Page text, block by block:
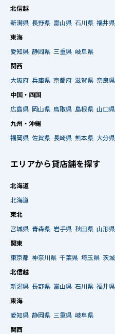
北信越
新潟県 長野県 富山県 石川県 福井県
東海
愛知県 静岡県 三重県 岐阜県
関西
大阪府 兵庫県 京都府 滋賀県 奈良県
中国・四国
広島県 岡山県 鳥取県 島根県 山口県
九州・沖縄
福岡県 佐賀県 長崎県 熊本県 大分県
エリアから貸店舗を探す
北海道
北海道
東北
宮城県 青森県 岩手県 秋田県 山形県
関東
東京都 神奈川県 千葉県 埼玉県 茨
北信越
新潟県 長野県 富山県 石川県 福井県
東海
愛知県 静岡県 三重県 岐阜県
関西